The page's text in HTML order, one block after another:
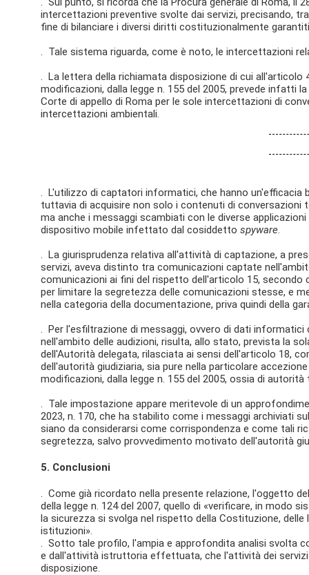
intercettazioni preventive svolte dai servizi, precisando,
fine di bilanciare i diversi diritti costituzionalmente
. Tale sistema riguarda, come è noto, le intercettazioni
. La lettera della richiamata disposizione di cui
modificazioni, dalla legge n. 155 del 2005, prevede infatti
Corte di appello di Roma per le sole intercettazioni di
intercettazioni ambientali.
. L'utilizzo di captatori informatici, che hanno un'efficacia
tuttavia di acquisire non solo i contenuti di
ma anche i messaggi scambiati con le diverse
dispositivo mobile infettato dal cosiddettospyware.
. La giurisprudenza relativa all'attività di captazione, a
servizi, aveva distinto tra comunicazioni captate
comunicazioni ai fini del rispetto dell'articolo 15, secondo
per limitare la segretezza delle comunicazioni stesse, e
nella categoria della documentazione, priva quindi della
. Per l'esfiltrazione di messaggi, ovvero di dati
nell'ambito delle audizioni, risulta, allo stato, prevista la
dell'Autorità delegata, rilasciata ai sensi dell'articolo 18,
dell'autorità giudiziaria, sia pure nella particolare
modificazioni, dalla legge n. 155 del 2005, ossia di autorità
. Tale impostazione appare meritevole di un
2023, n. 170, che ha stabilito come i messaggi archiviati
siano da considerarsi come corrispondenza e come tali
segretezza, salvo provvedimento motivato dell'autorità
5. Conclusioni
. Come già ricordato nella presente relazione, l'oggetto
della legge n. 124 del 2007, quello di «verificare, in
la sicurezza si svolga nel rispetto della Costituzione, delle
istituzioni».
. Sotto tale profilo, l'ampia e approfondita analisi svolta
e dall'attività istruttoria effettuata, che l'attività dei
disposizione.